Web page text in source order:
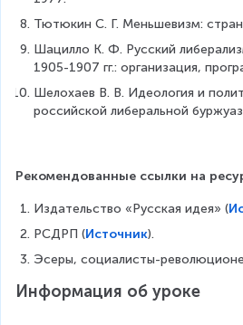
Тютюкин С. Г. Меньшевизм:
Шацилло К. Ф. Русский
1905-1907 гг.: организация,
Шелохаев В. В. Идеология и
российской либеральной
Рекомендованные ссылки на
Издательство «Русская идея» (
РСДРП (Источник).
Эсеры, социалисты-
Информация об уроке